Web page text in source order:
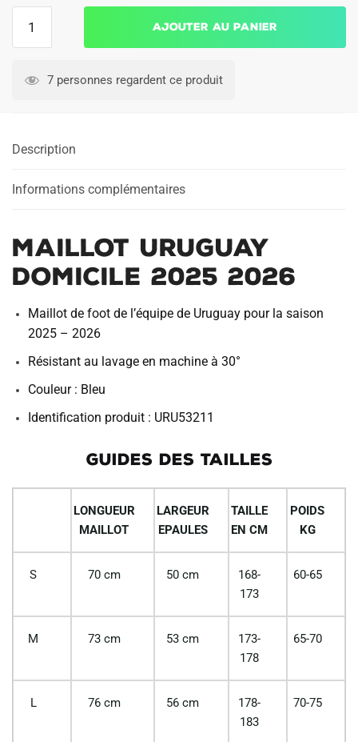
Uruguay
Ajouter au panier
7 personnes regardent ce produit
Description
Informations complémentaires
Maillot Uruguay
Domicile 2025 2026
Maillot de foot de l’équipe de Uruguay pour la saison
2025 – 2026
Résistant au lavage en machine à 30°
Couleur : Bleu
Identification produit : URU53211
GUIDES DES TAILLES
LONGUEUR
MAILLOT
LARGEUR
EPAULES
TAILLE
EN CM
POIDS
KG
S 70 cm 50 cm
168-
173
60-65
M 73 cm 53 cm
173-
178
65-70
L 76 cm 56 cm
178-
183
70-75